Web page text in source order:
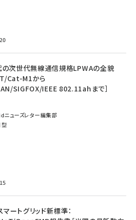
次世代無線通信規格LPWAの全貌
Cat-M1から
SIGFOX/IEEE 802.11ahまで］
ューズレター編集部
型
ートグリッド新標準：